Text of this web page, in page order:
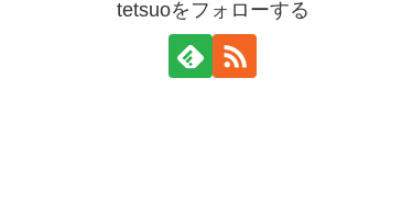
tetsuoをフォローする